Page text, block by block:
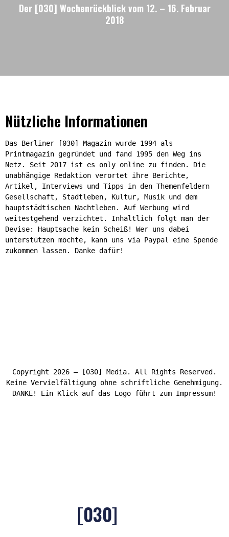
Der [030] Wochenrückblick vom 12. – 16. Februar
2018
Nützliche Informationen
Das Berliner [030] Magazin wurde 1994 als
Printmagazin gegründet und fand 1995 den Weg ins
Netz. Seit 2017 ist es only online zu finden. Die
unabhängige Redaktion verortet ihre Berichte,
Artikel, Interviews und Tipps in den Themenfeldern
Gesellschaft, Stadtleben, Kultur, Musik und dem
hauptstädtischen Nachtleben. Auf Werbung wird
weitestgehend verzichtet. Inhaltlich folgt man der
Devise: Hauptsache kein Scheiß! Wer uns dabei
unterstützen möchte, kann uns via Paypal eine Spende
zukommen lassen. Danke dafür!
Copyright 2026 – [030] Media. All Rights Reserved.
Keine Vervielfältigung ohne schriftliche Genehmigung.
DANKE! Ein Klick auf das Logo führt zum Impressum!
[030]